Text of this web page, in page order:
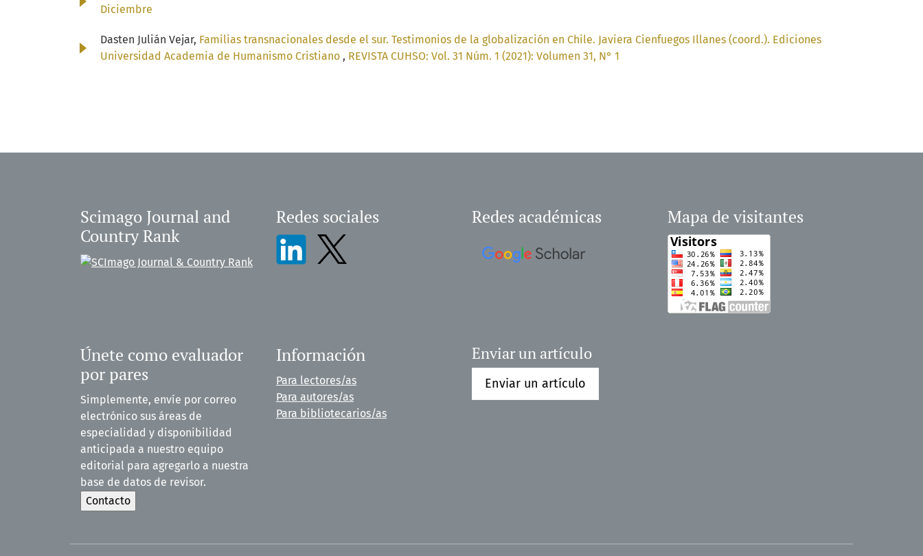
Diciembre
Dasten Julián Vejar, Familias transnacionales desde el sur. Testimonios de la globalización en Chile. Javiera Cienfuegos Illanes (coord.). Ediciones
Universidad Academia de Humanismo Cristiano , REVISTA CUHSO: Vol. 31 Núm. 1 (2021): Volumen 31, N° 1
Scimago Journal and
Country Rank
Redes sociales Redes académicas Mapa de visitantes
Únete como evaluador
por pares
Simplemente, envíe por correo
electrónico sus áreas de
especialidad y disponibilidad
anticipada a nuestro equipo
editorial para agregarlo a nuestra
base de datos de revisor.
Información
Para lectores/as
Para autores/as
Para bibliotecarios/as
Enviar un artículo
Enviar un artículo